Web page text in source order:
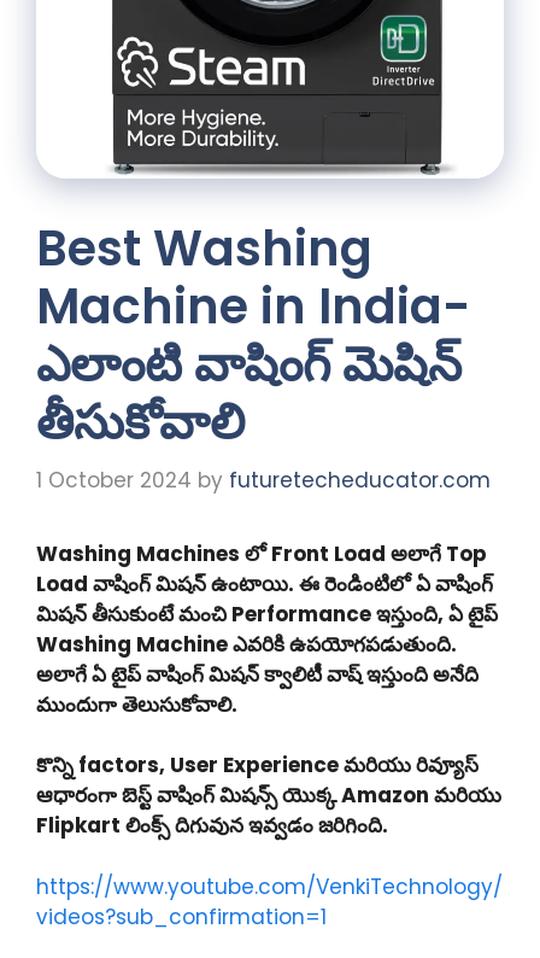
Best Washing
Machine in India-
ఎలాంటి వాషింగ్ మెషిన్
తీసుకోవాలి
1 October 2024 by futuretecheducator.com
Washing Machines లో Front Load అలాగే Top
Load వాషింగ్ మిషన్ ఉంటాయి. ఈ రెండింటిలో ఏ వాషింగ్
మిషన్ తీసుకుంటే మంచి Performance ఇస్తుంది, ఏ టైప్
Washing Machine ఎవరికి ఉపయోగపడుతుంది.
అలాగే ఏ టైప్ వాషింగ్ మిషన్ క్వాలిటీ వాష్ ఇస్తుంది అనేది
ముందుగా తెలుసుకోవాలి.
కొన్ని factors, User Experience మరియు రివ్యూస్
ఆధారంగా బెస్ట్ వాషింగ్ మిషన్స్ యొక్క Amazon మరియు
Flipkart లింక్స్ దిగువున ఇవ్వడం జరిగింది.
https://www.youtube.com/VenkiTechnology/
videos?sub_confirmation=1